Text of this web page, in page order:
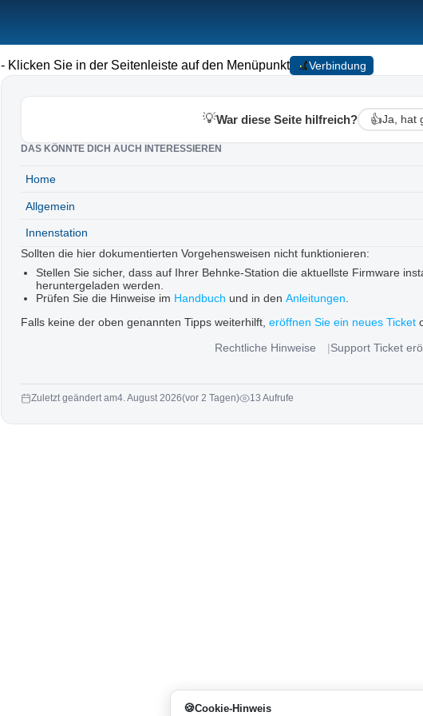
Cookie-Hinweis
- Klicken Sie in der Seitenleiste auf den Menüpunkt Verbindung
💡War diese Seite hilfreich? 👍Ja, hat
DAS KÖNNTE DICH AUCH INTERESSIEREN
Home
Allgemein
Innenstation
Sollten die hier dokumentierten Vorgehensweisen nicht funktionieren:
Stellen Sie sicher, dass auf Ihrer Behnke-Station die aktuellste Firmware
heruntergeladen werden.
Prüfen Sie die Hinweise im Handbuch und in den Anleitungen
Falls keine der oben genannten Tipps weiterhilft,eröffnen Sie ein neues Ticket
Rechtliche Hinweise
Support Ticket
Zuletzt geändert am4. August 2026(vor 2 Tagen) 13 Aufrufe